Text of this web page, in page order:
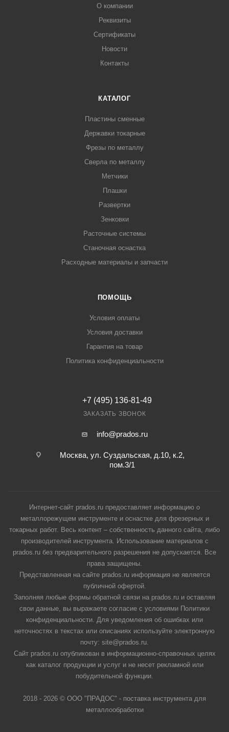
О компании
Реквизиты
Сертификаты
Новости
Контакты
КАТАЛОГ
Пластины сменные
Державки токарные
Фрезы по металлу
Сверла по металлу
Метчики
Плашки
Развертки
Зенковки
Расточные системы
Станочная оснастка
Расходные материалы и запчасти
ПОМОЩЬ
Условия оплаты
Условия доставки
Гарантия на товар
Политика конфиденциальности
+7 (495) 136-81-49
ЗАКАЗАТЬ ЗВОНОК
info@prados.ru
Москва, ул. Суздальская, д.10, к.2,
пом.3/1
Интернет-сайт prados.ru предоставляет информацию о
металлорежущем инструменте и оснастке для фрезерных и
токарных работ. Весь контент – собственность данного сайта, либо
производителей инструмента. Использование материалов с
prados.ru без предварительного разрешения не допускается. Все
права защищены.
Представленная на сайте prados.ru информация не является
публичной офертой.
Заполняя любые формы обратной связи на prados.ru и оставляя
свои данные, вы выражаете согласие с условиями Политики
конфиденциальности. Для уведомления об ошибках или
неточностях в текстах или описаниях используйте электронную
почту: site@prados.ru.
Сайт prados.ru опубликован в информационно-справочных целях
как каталог продукции и услуг и не несет рекламной или
побудительной функции.
2018 - 2026 © ООО "ПРАДОС" - поставка инструмента для
металлообработки